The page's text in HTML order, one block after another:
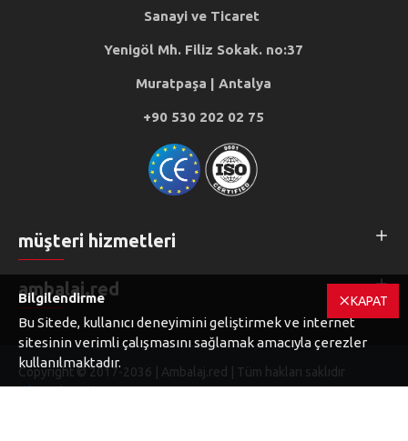
Sanayi ve Ticaret
Yenigöl Mh. Filiz Sokak. no:37
Muratpaşa | Antalya
+90 530 202 02 75
müşteri hizmetleri
ambalaj.red
Copyright © 2017-2036 | Ambalaj.red | Tüm hakları saklıdır
Webservices
KAPAT
Bilgilendirme
Bu Sitede, kullanıcı deneyimini geliştirmek ve internet
sitesinin verimli çalışmasını sağlamak amacıyla çerezler
kullanılmaktadır.